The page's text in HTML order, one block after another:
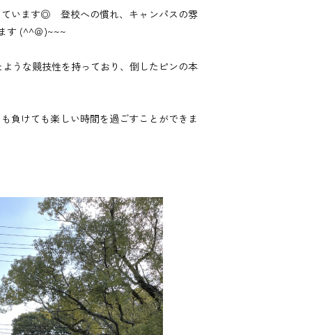
ています◎ 登校への慣れ、キャンパスの雰
す (^^＠)~~~
うな競技性を持っており、倒したピンの本
負けても楽しい時間を過ごすことができま